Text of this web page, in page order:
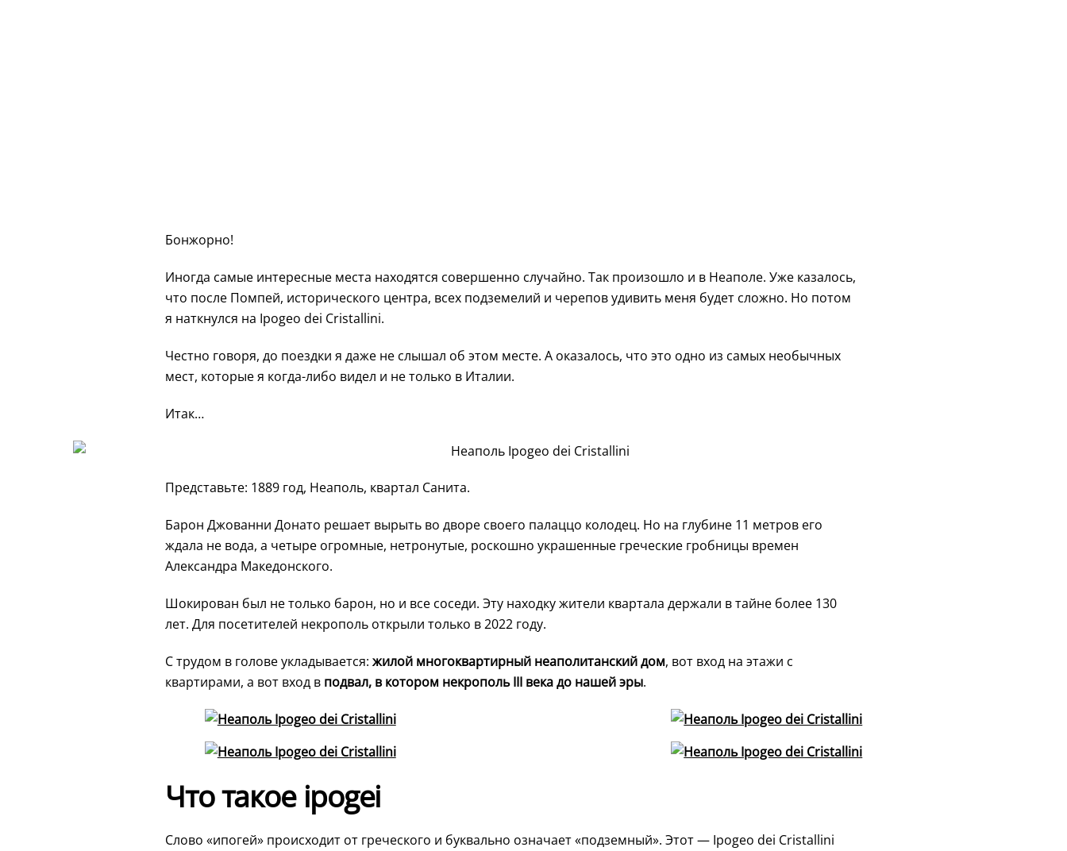
Бонжорно!
Иногда самые интересные места находятся совершенно случайно. Так произошло и в Неаполе. Уже казалось,
что после Помпей, исторического центра, всех подземелий и черепов удивить меня будет сложно. Но потом
я наткнулся на Ipogeo dei Cristallini.
Честно говоря, до поездки я даже не слышал об этом месте. А оказалось, что это одно из самых необычных
мест, которые я когда-либо видел и не только в Италии.
Итак…
Представьте: 1889 год, Неаполь, квартал Санита.
Барон Джованни Донато решает вырыть во дворе своего палаццо колодец. Но на глубине 11 метров его
ждала не вода, а четыре огромные, нетронутые, роскошно украшенные греческие гробницы времен
Александра Македонского.
Шокирован был не только барон, но и все соседи. Эту находку жители квартала держали в тайне более 130
лет. Для посетителей некрополь открыли только в 2022 году.
С трудом в голове укладывается: жилой многоквартирный неаполитанский дом, вот вход на этажи с
квартирами, а вот вход в подвал, в котором некрополь III века до нашей эры.
Что такое ipogei
Слово «ипогей» происходит от греческого и буквально означает «подземный». Этот — Ipogeo dei Cristallini